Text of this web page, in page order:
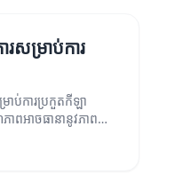
ារសម្រាប់ការ
រាប់ការប្រកួតកីឡា
ពអាចធានានូវភាព